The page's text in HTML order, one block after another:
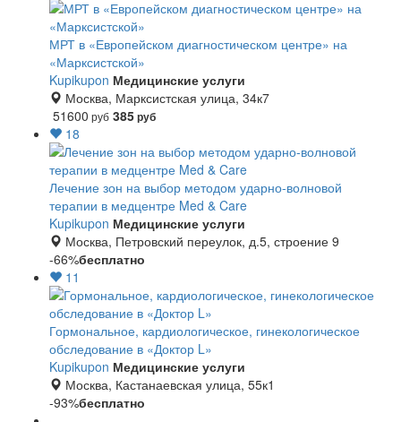
МРТ в «Европейском диагностическом центре» на
«Марксистской»
Kupikupon Медицинские услуги
Москва, Марксистская улица, 34к7
51600 руб 385руб
18
Лечение зон на выбор методом ударно-волновой
терапии в медцентре Med & Care
Kupikupon Медицинские услуги
Москва, Петровский переулок, д.5, строение 9
-66%бесплатно
11
Гормональное, кардиологическое, гинекологическое
обследование в «Доктор L»
Kupikupon Медицинские услуги
Москва, Кастанаевская улица, 55к1
-93%бесплатно